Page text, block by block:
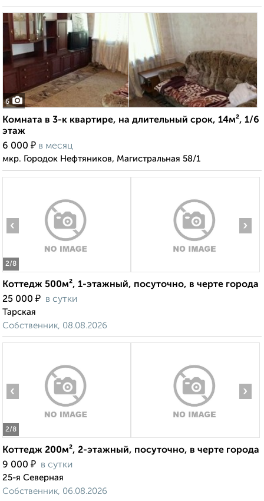
6
Комната в 3-к квартире, на длительный срок, 14м², 1/6
этаж
6 000 ₽ в месяц
мкр. Городок Нефтяников, Магистральная 58/1
2/8
‹ ›
Коттедж 500м², 1-этажный, посуточно, в черте города
25 000 ₽ в сутки
Тарская
Собственник, 08.08.2026
2/8
‹ ›
Коттедж 200м², 2-этажный, посуточно, в черте города
9 000 ₽ в сутки
25-я Северная
Собственник, 06.08.2026